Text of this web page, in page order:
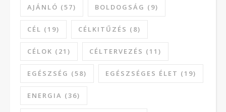
AJÁNLÓ (57) BOLDOGSÁG (9)
CÉL (19) CÉLKITŰZÉS (8)
CÉLOK (21) CÉLTERVEZÉS (11)
EGÉSZSÉG (58) EGÉSZSÉGES ÉLET (19)
ENERGIA (36)